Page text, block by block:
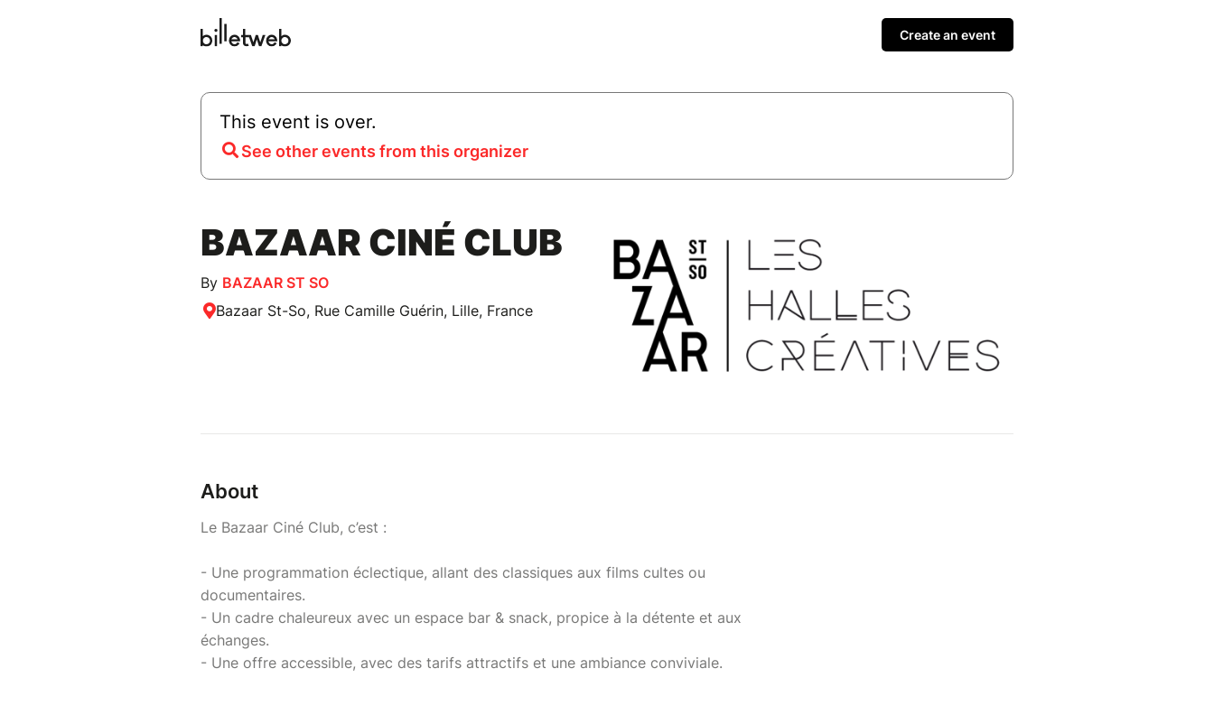
Create an event
This event is over.
See other events from this organizer
BAZAAR CINÉ CLUB
By BAZAAR ST SO
Bazaar St-So, Rue Camille Guérin, Lille, France
About
Le Bazaar Ciné Club, c’est :
- Une programmation éclectique, allant des classiques aux films cultes ou
documentaires.
- Un cadre chaleureux avec un espace bar & snack, propice à la détente et aux
échanges.
- Une offre accessible, avec des tarifs attractifs et une ambiance conviviale.